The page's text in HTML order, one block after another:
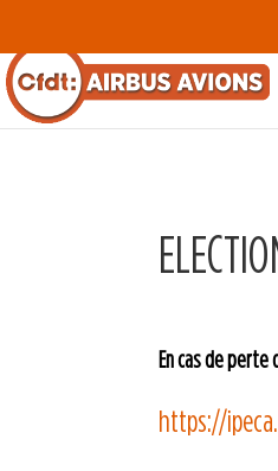
En cas de perte
https://